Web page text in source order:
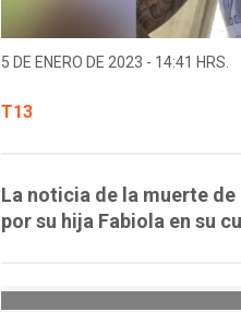
5 DE ENERO DE 2023 - 14:41 HRS.
T13
La noticia de la muerte
por su hija Fabiola en su